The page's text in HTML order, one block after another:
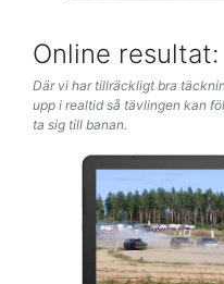
Online resultat:
Där vi har tillräckligt bra
upp i realtid så tävlingen kan
ta sig till banan.